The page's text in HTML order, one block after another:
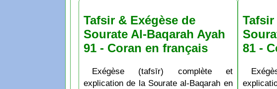
Tafsir & Exégèse de
Sourate Al-Baqarah Ayah
91 - Coran en français
Exégèse (tafsīr) complète et
explication de la Sourate al-Baqarah en
Tafsir
81 -